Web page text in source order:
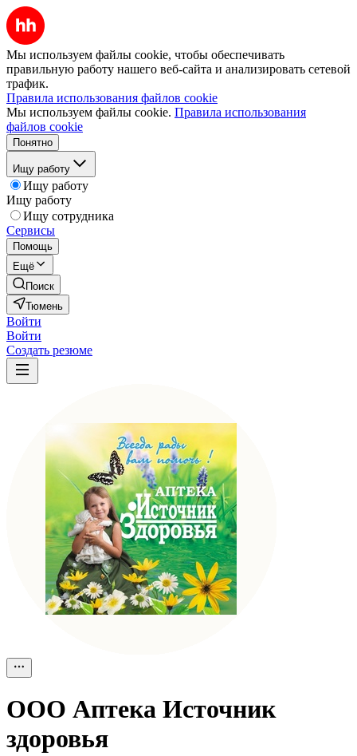
Мы используем файлы cookie, чтобы обеспечивать
правильную работу нашего веб-сайта и анализировать сетевой
трафик.
Правила использования файлов cookie
Мы используем файлы cookie. Правила использования
файлов cookie
Понятно
Ищу работу
Ищу работу
Ищу работу
Ищу сотрудника
Сервисы
Помощь
Ещё
Поиск
Тюмень
Войти
Войти
Создать резюме
ООО Аптека Источник
здоровья